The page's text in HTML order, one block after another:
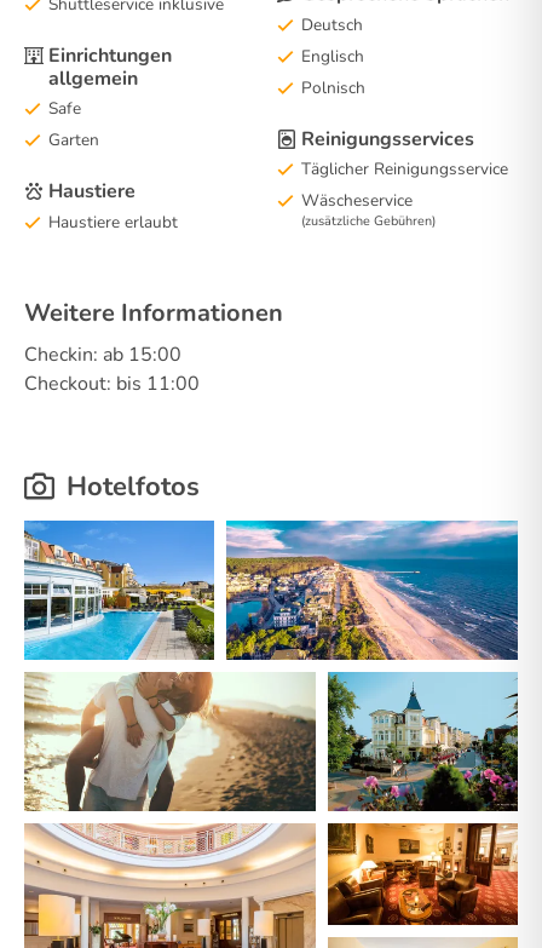
Einrichtungen
allgemein
Safe
Garten
Haustiere
Haustiere erlaubt
Deutsch
Englisch
Polnisch
Reinigungsservices
Täglicher Reinigungsservice
Wäscheservice
(zusätzliche Gebühren)
Weitere Informationen
Checkin: ab 15:00
Checkout: bis 11:00
Hotelfotos